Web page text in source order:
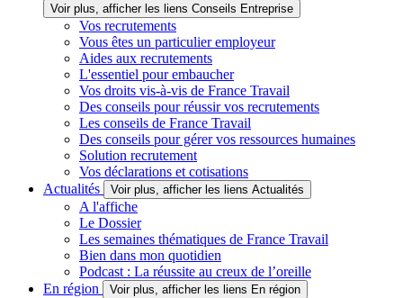
Voir plus, afficher les liens Conseils Entreprise
Vos recrutements
Vous êtes un particulier employeur
Aides aux recrutements
L'essentiel pour embaucher
Vos droits vis-à-vis de France Travail
Des conseils pour réussir vos recrutements
Les conseils de France Travail
Des conseils pour gérer vos ressources humaines
Solution recrutement
Vos déclarations et cotisations
Actualités
Voir plus, afficher les liens Actualités
A l'affiche
Le Dossier
Les semaines thématiques de France Travail
Bien dans mon quotidien
Podcast : La réussite au creux de l’oreille
En région
Voir plus, afficher les liens En région